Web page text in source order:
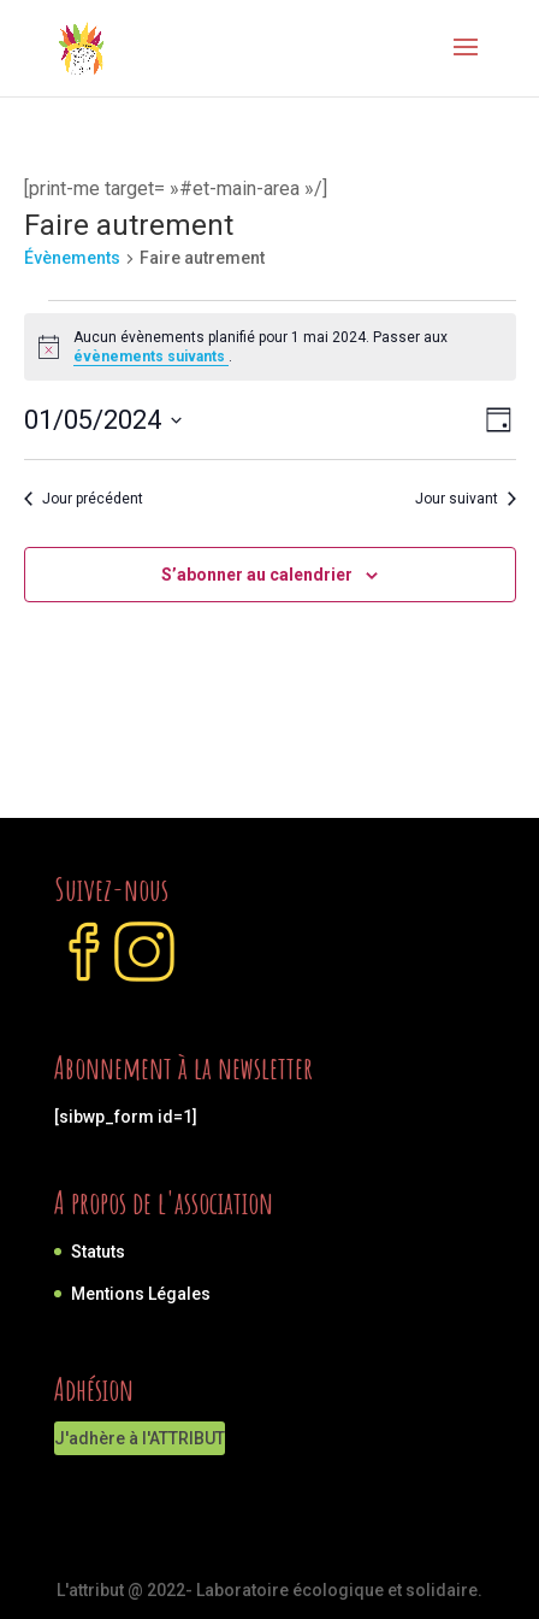
[print-me target= »#et-main-area »/]
Faire autrement
Évènements Faire autrement
for
mai
Notice
Aucun évènements planifié pour 1 mai 2024. Passer aux
évènements suivants .
parde
vues
Jour
01/05/2024
Sélectionnez
uneJour précédent Jour suivant
S’abonner au calendrier
Suivez-nous
Abonnement à la newsletter
[sibwp_form id=1]
A propos de l'association
Statuts
Mentions Légales
Adhésion
J'adhère à l'ATTRIBUT
L'attribut @ 2022- Laboratoire écologique et solidaire.